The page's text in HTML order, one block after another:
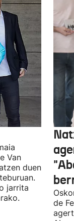
Van
duen
jarrita
de